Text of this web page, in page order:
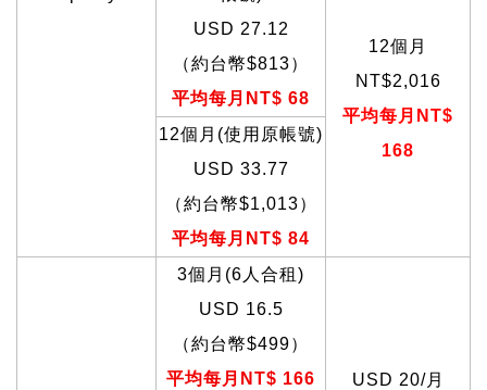
12個月
NT$2,016
平均每月NT$
168
USD 27.12
（約台幣$813）
平均每月NT$ 68
12個月(使用原帳號)
USD 33.77
（約台幣$1,013）
平均每月NT$ 84
3個月(6人合租)
USD 16.5
（約台幣$499）
平均每月NT$ 166
USD 20/月